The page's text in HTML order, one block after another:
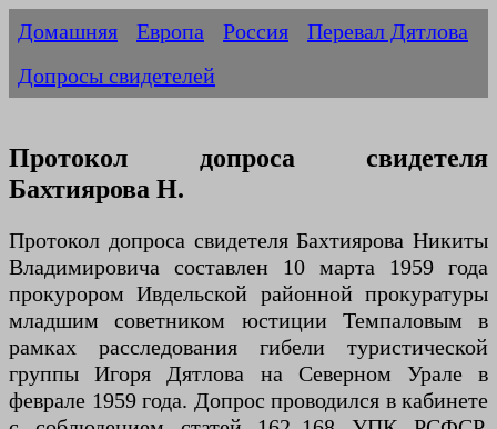
Домашняя Европа Россия
Перевал Дятлова
Допросы свидетелей
Протокол допроса свидетеля
Бахтиярова Н.
Протокол допроса свидетеля Бахтиярова Никиты
Владимировича составлен 10 марта 1959 года
прокурором Ивдельской районной прокуратуры
младшим советником юстиции Темпаловым в
рамках расследования гибели туристической
группы Игоря Дятлова на Северном Урале в
феврале 1959 года. Допрос проводился в кабинете